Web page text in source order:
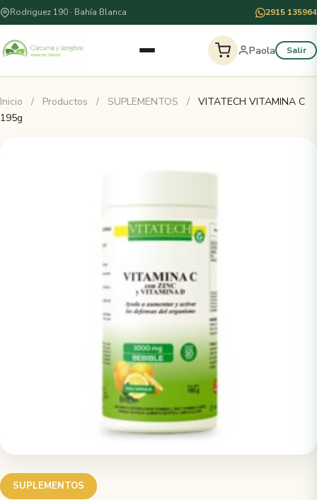
Rodriguez 190 · Bahía Blanca 2915 135964
Paola Salir
Inicio / Productos / SUPLEMENTOS /
VITATECH VITAMINA C
195g
SUPLEMENTOS